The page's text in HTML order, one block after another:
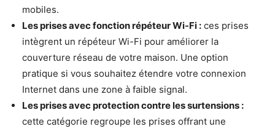
mobiles.
Les prises avec fonction répéteur Wi-Fi : ces prises
intègrent un répéteur Wi-Fi pour améliorer la
couverture réseau de votre maison. Une option
pratique si vous souhaitez étendre votre connexion
Internet dans une zone à faible signal.
Les prises avec protection contre les surtensions :
cette catégorie regroupe les prises offrant une